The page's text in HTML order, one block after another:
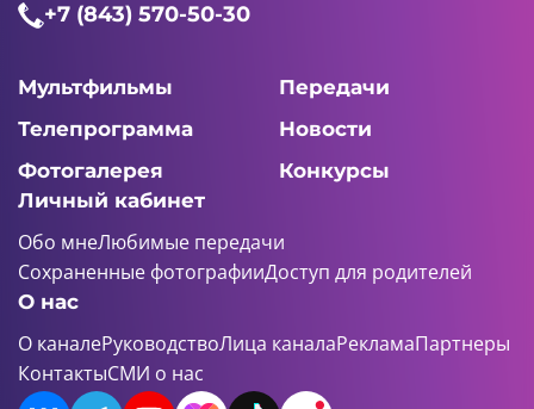
+7 (843) 570-50-30
Мультфильмы
Передачи
Телепрограмма
Новости
Фотогалерея
Конкурсы
Личный кабинет
Обо мнеЛюбимые передачи
Сохраненные фотографииДоступ для родителей
О нас
О каналеРуководствоЛица каналаРекламаПартнеры
КонтактыСМИ о нас